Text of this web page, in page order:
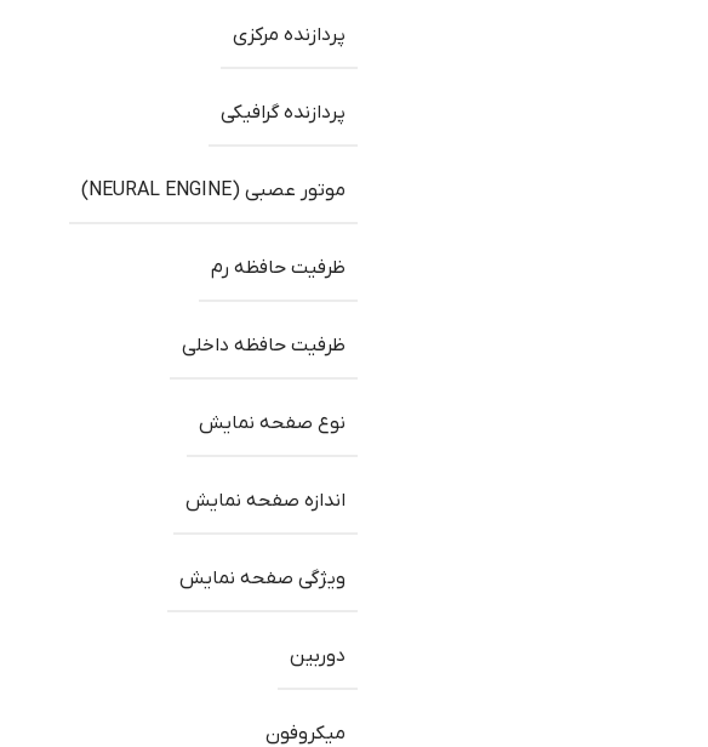
پردازنده مرکزی
پردازنده گرافیکی
موتور عصبی (NEURAL ENGINE)
ظرفیت حافظه رم
ظرفیت حافظه داخلی
نوع صفحه نمایش
اندازه صفحه نمایش
ویژگی صفحه نمایش
دوربین
میکروفون